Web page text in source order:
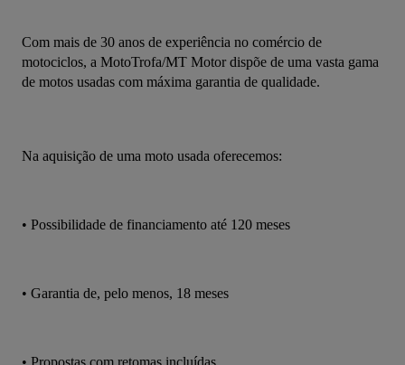
Com mais de 30 anos de experiência no comércio de
motociclos, a MotoTrofa/MT Motor dispõe de uma vasta gama
de motos usadas com máxima garantia de qualidade.
Na aquisição de uma moto usada oferecemos:
• Possibilidade de financiamento até 120 meses
• Garantia de, pelo menos, 18 meses